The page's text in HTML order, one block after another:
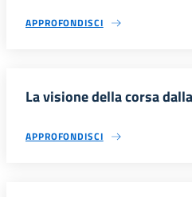
APPROFONDISCI
La visione della corsa
APPROFONDISCI